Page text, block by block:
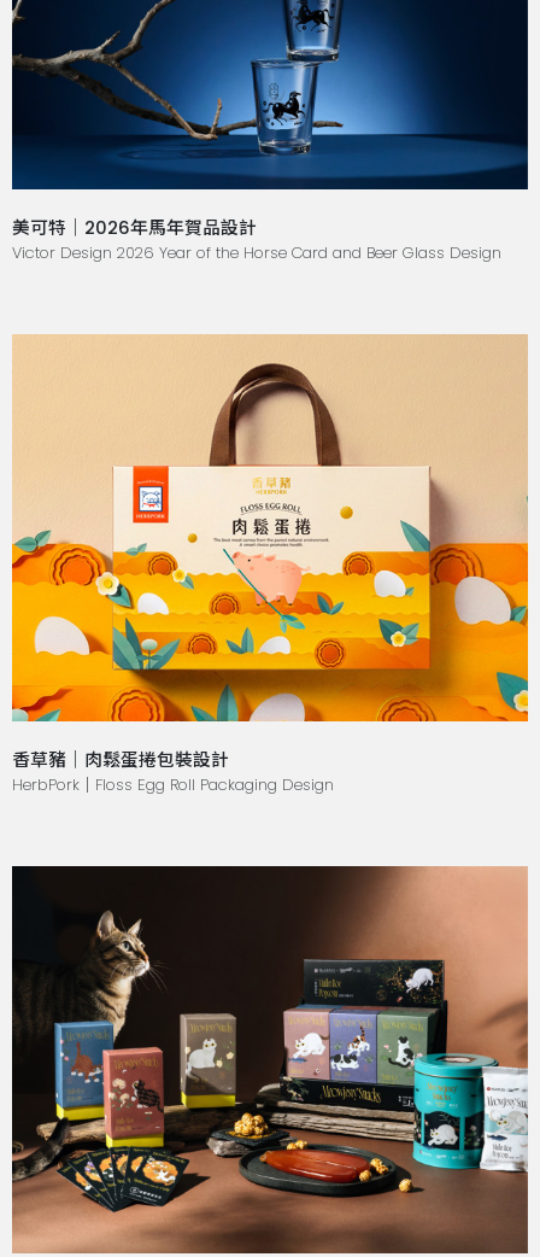
美可特｜2026年馬年賀品設計
Victor Design 2026 Year of the Horse Card and Beer Glass Design
香草豬｜肉鬆蛋捲包裝設計
HerbPork｜Floss Egg Roll Packaging Design